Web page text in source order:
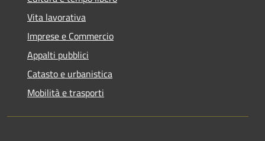
Vita lavorativa
Imprese e Commercio
Appalti pubblici
Catasto e urbanistica
Mobilità e trasporti